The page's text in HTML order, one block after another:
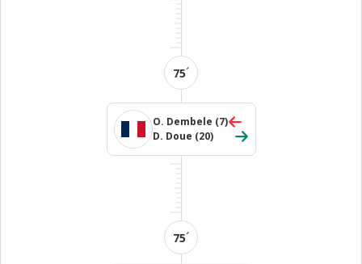
75´
O. Dembele (7)
D. Doue (20)
75´